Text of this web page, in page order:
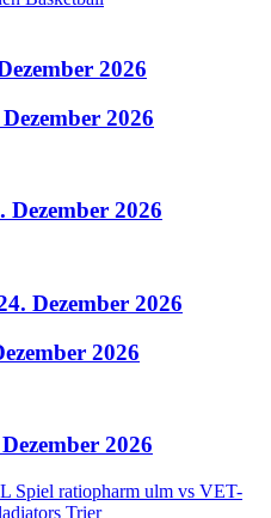
2026
2026
2026
Dezember 2026
2026
2026
Spiel ratiopharm ulm vs VET-
Trier